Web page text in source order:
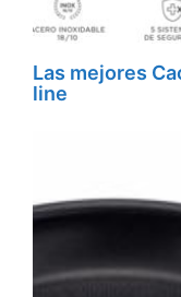
Las mejores
line